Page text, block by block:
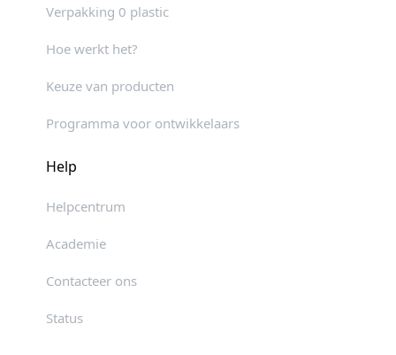
Verpakking 0 plastic
Hoe werkt het?
Keuze van producten
Programma voor ontwikkelaars
Help
Helpcentrum
Academie
Contacteer ons
Status